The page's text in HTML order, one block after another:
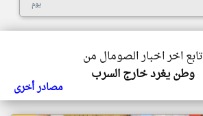
يوم
تابع اخر اخبار الصومال من
وطن يغرد خارج السرب
مصادر أخرى